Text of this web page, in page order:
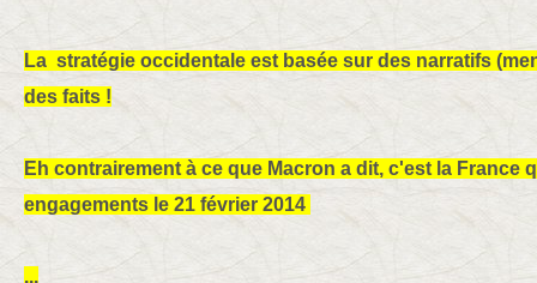
La stratégie occidentale est basée sur des narratifs
des faits !
Eh contrairement à ce que Macron a dit, c'est la France
engagements le 21 février 2014
...